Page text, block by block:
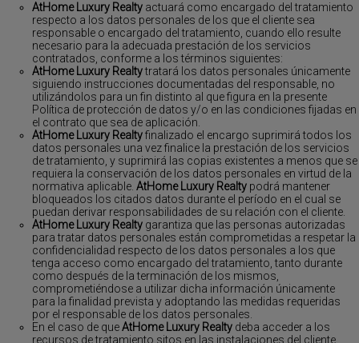
AtHome Luxury Realty actuará como encargado del tratamiento
respecto a los datos personales de los que el cliente sea
responsable o encargado del tratamiento, cuando ello resulte
necesario para la adecuada prestación de los servicios
contratados, conforme a los términos siguientes:
AtHome Luxury Realtytratará los datos personales únicamente
siguiendo instrucciones documentadas del responsable, no
utilizándolos para un fin distinto al que figura en la presente
Política de protección de datos y/o en las condiciones fijadas en
el contrato que sea de aplicación.
AtHome Luxury Realtyfinalizado el encargo suprimirá todos los
datos personales una vez finalice la prestación de los servicios
de tratamiento, y suprimirá las copias existentes a menos que se
requiera la conservación de los datos personales en virtud de la
normativa aplicable. AtHome Luxury Realty podrá mantener
bloqueados los citados datos durante el período en el cual se
puedan derivar responsabilidades de su relación con el cliente.
AtHome Luxury Realty garantiza que las personas autorizadas
para tratar datos personales están comprometidas a respetar la
confidencialidad respecto de los datos personales a los que
tenga acceso como encargado del tratamiento, tanto durante
como después de la terminación de los mismos,
comprometiéndose a utilizar dicha información únicamente
para la finalidad prevista y adoptando las medidas requeridas
por el responsable de los datos personales.
En el caso de queAtHome Luxury Realty deba acceder a los
recursos de tratamiento sitos en las instalaciones del cliente,